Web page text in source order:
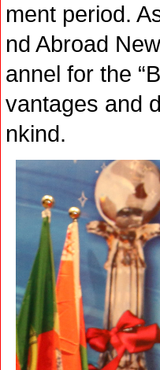
ment period.
nd Abroad
annel for the
vantages and
nkind.